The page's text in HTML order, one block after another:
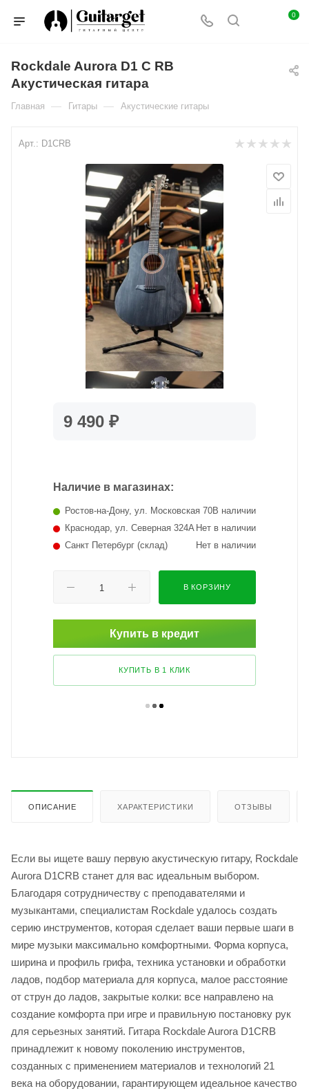
0
Rockdale Aurora D1 C RB
Акустическая гитара
Главная — Гитары — Акустические гитары
Арт.: D1CRB
9 490 ₽
Наличие в магазинах:
Краснодар, ул. Северная 324А Нет в наличии
Ростов-на-Дону, ул. Московская 70В наличии
Санкт Петербург (склад) Нет в наличии
В КОРЗИНУ
Купить в кредит
КУПИТЬ В 1 КЛИК
ОПИСАНИЕ ХАРАКТЕРИСТИКИ ОТЗЫВЫ
Если вы ищете вашу первую акустическую гитару, Rockdale
Aurora D1CRB станет для вас идеальным выбором.
Благодаря сотрудничеству с преподавателями и
музыкантами, специалистам Rockdale удалось создать
серию инструментов, которая сделает ваши первые шаги в
мире музыки максимально комфортными. Форма корпуса,
ширина и профиль грифа, техника установки и обработки
ладов, подбор материала для корпуса, малое расстояние
от струн до ладов, закрытые колки: все направлено на
создание комфорта при игре и правильную постановку рук
для серьезных занятий. Гитара Rockdale Aurora D1CRB
принадлежит к новому поколению инструментов,
созданных с применением материалов и технологий 21
века на оборудовании, гарантирующем идеальное качество